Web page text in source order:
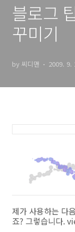
블로그
꾸미기
by 씨디맨 2009. 9.
제가 사용하는 다
죠? 그렇습니다.